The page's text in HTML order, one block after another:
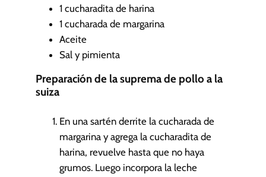
1 cucharadita de harina
1 cucharada de margarina
Aceite
Sal y pimienta
Preparación de la suprema de pollo a la
suiza
En una sartén derrite la cucharada de
margarina y agrega la cucharadita de
harina, revuelve hasta que no haya
grumos. Luego incorpora la leche